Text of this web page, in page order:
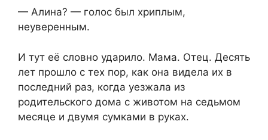
— Алина? — голос был хриплым,
неуверенным.
И тут её словно ударило. Мама. Отец. Десять
лет прошло с тех пор, как она видела их в
последний раз, когда уезжала из
родительского дома с животом на седьмом
месяце и двумя сумками в руках.